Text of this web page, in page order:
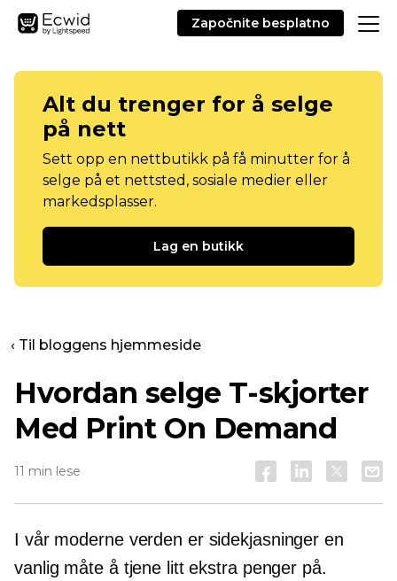
Započnite besplatno
Alt du trenger for å selge
på nett
Sett opp en nettbutikk på få minutter for å
selge på et nettsted, sosiale medier eller
markedsplasser.
Lag en butikk
‹ Til bloggens hjemmeside
Hvordan selge T-skjorter
Med Print On Demand
11 min lese
I vår moderne verden er sidekjasninger en
vanlig måte å tjene litt ekstra penger på.